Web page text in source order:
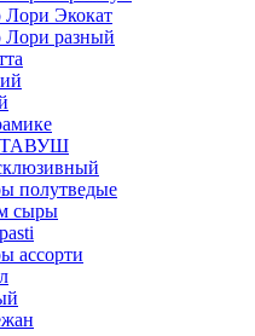
Экокат
разный
полутведые
сыры
ассорти